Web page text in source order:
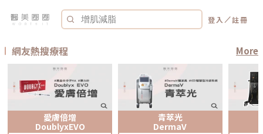
登入 ／註冊
網友熱搜療程 More
愛膚倍增
DoublyxEVO
青萃光
DermaV